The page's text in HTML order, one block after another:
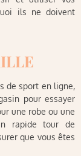
ils ne doivent
de sport en ligne,
pour essayer
une robe ou une
rapide tour de
que vous êtes